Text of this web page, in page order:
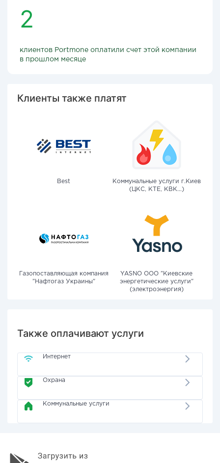
2
клиентов Portmone оплатили счет этой компании
в прошлом месяце
Клиенты также платят
Best
Коммунальные услуги г.Киев
(ЦКС, КТЕ, КВК...)
Газопоставляющая компания
"Нафтогаз Украины"
YASNO OOO "Киевские
энергетические услуги"
(электроэнергия)
Также оплачивают услуги
Интернет
Охрана
Коммунальные услуги